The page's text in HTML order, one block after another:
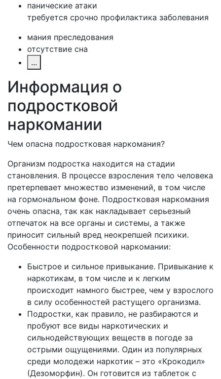
панические атаки
требуется срочно профилактика заболевания
мания преследования
отсутствие сна
...
Информация о
подростковой
наркомании
Чем опасна подростковая наркомания?
Организм подростка находится на стадии
становления. В процессе взросления тело человека
претерпевает множество изменений, в том числе
на гормональном фоне. Подростковая наркомания
очень опасна, так как накладывает серьезный
отпечаток на все органы и системы, а также
приносит сильный вред неокрепшей психики.
Особенности подростковой наркомании:
Быстрое и сильное привыкание. Привыкание к
наркотикам, в том числе и к легким
происходит намного быстрее, чем у взрослого
в силу особенностей растущего организма.
Подростки, как правило, не разбираются и
пробуют все виды наркотических и
сильнодействующих веществ в погоде за
острыми ощущениями. Один из популярных
среди молодежи наркотик – это «Крокодил»
(Дезоморфин). Он готовится из таблеток с